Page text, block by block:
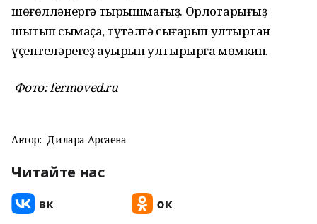
шөғөлләнергә тырышмағыҙ. Орлоҡтарығыҙ
шытып сыҡмаҫҡа, түтәлгә сығарып ултыртҡан
үҫентеләрегеҙ ауырып ултырырға мөмкин.
Фото: fermoved.ru
Автор: Дилара Арсаева
Читайте нас